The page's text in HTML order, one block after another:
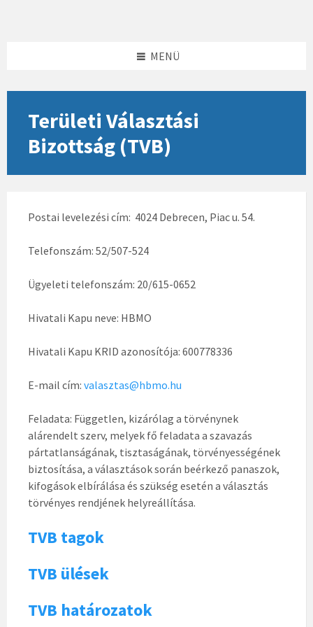
MENÜ
Területi Választási
Bizottság (TVB)
Postai levelezési cím: 4024 Debrecen, Piac u. 54.
Telefonszám: 52/507-524
Ügyeleti telefonszám: 20/615-0652
Hivatali Kapu neve: HBMO
Hivatali Kapu KRID azonosítója: 600778336
E-mail cím: valasztas@hbmo.hu
Feladata: Független, kizárólag a törvénynek
alárendelt szerv, melyek fő feladata a szavazás
pártatlanságának, tisztaságának, törvényességének
biztosítása, a választások során beérkező panaszok,
kifogások elbírálása és szükség esetén a választás
törvényes rendjének helyreállítása.
TVB tagok
TVB ülések
TVB határozatok